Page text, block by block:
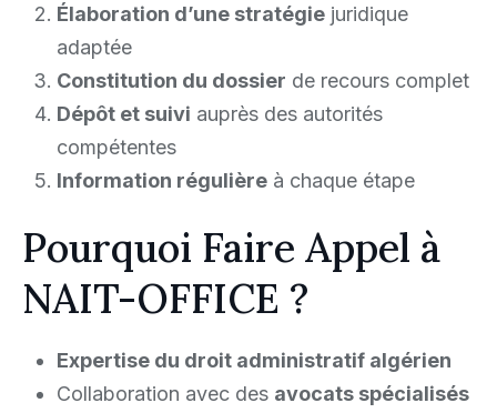
Élaboration d’une stratégiejuridique
adaptée
Constitution du dossier de recours complet
Dépôt et suivi auprès des autorités
compétentes
Information régulièreà chaque étape
Pourquoi Faire Appel à
NAIT-OFFICE ?
Expertise du droit administratif algérien
Collaboration avec des avocats spécialisés